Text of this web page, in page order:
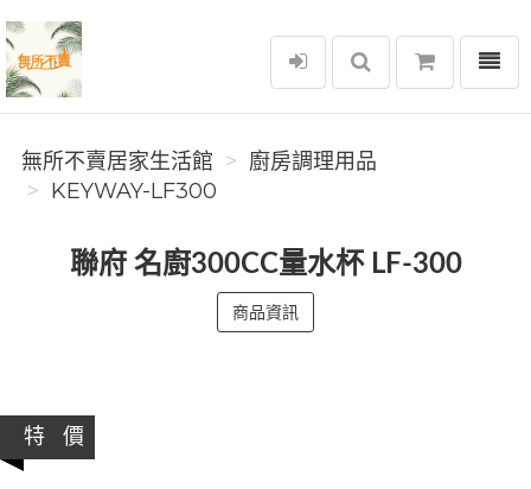
無所不賣居家生活館
選單
無所不賣居家生活館
廚房調理用品
KEYWAY-LF300
聯府 名廚300CC量水杯 LF-300
商品資訊
特 價